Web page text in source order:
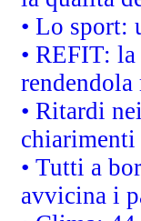
• Lo sport:
• REFIT:
rendendola
• Ritardi
• Tutti a
avvicina i